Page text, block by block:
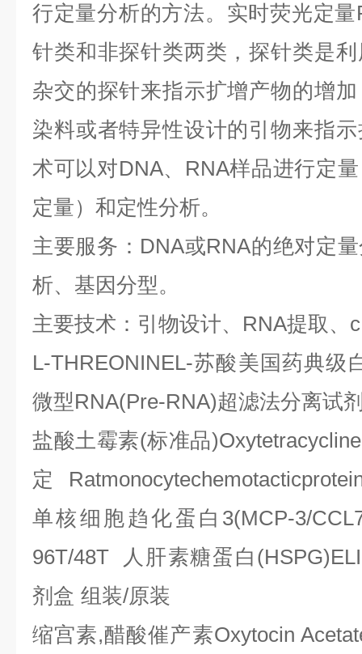
行定量分析的方法。实时荧光定量
针类和非探针类两类，探针类是
杂交的探针来指示扩增产物的增
染料或者特异性设计的引物来指
术可以对DNA、 RNA样品进行定
定量）和定性分析。
主要服务： DNA或RNA的绝对定
析、基因分型。
主要技术：引物设计、 RNA提取、
L-THREONINEL-苏酸美国药典级
微型RNA(Pre-RNA)超滤法分离试
盐酸土霉素(标准品
定
单核细胞趋化蛋白 3(MCP-3/
96T/48T
人肝素糖蛋白
剂盒 组装/原装
缩宫素,醋酸催产素Oxytocin